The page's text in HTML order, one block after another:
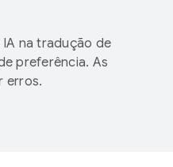
na tradução de
preferência. As
erros.